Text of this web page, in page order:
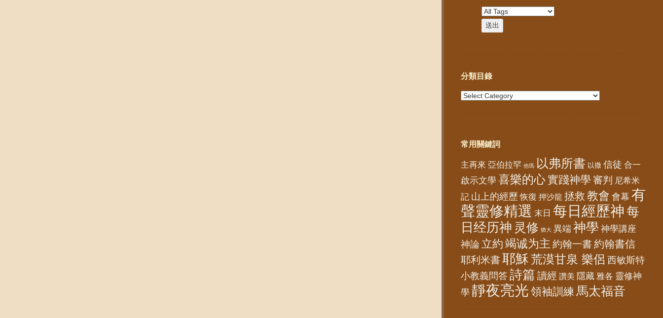
分類目錄
常用關鍵詞
主再來 亞伯拉罕 他瑪 以弗所書 以撒 信徒 合一
啟示文學 喜樂的心實踐神學 審判 尼希米
記 山上的經歷 恢復 押沙龍 拯救 教會 會幕 有
聲靈修精選 末日 每日經歷神 每
日经历神 灵修 猶大 異端 神學 神學講座
神論 立約 竭诚为主 約翰一書 約翰書信
耶利米書 耶穌荒漠甘泉 樂侶 西敏斯特
小教義問答詩篇 讀經 讚美 隱藏 雅各 靈修神
學 靜夜亮光 領袖訓練 馬太福音